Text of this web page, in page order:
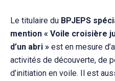
Le titulaire du BPJEPS
mention « Voile croisière
d’un abri » est en mesure
activités de découverte, de
d’initiation en voile. Il est